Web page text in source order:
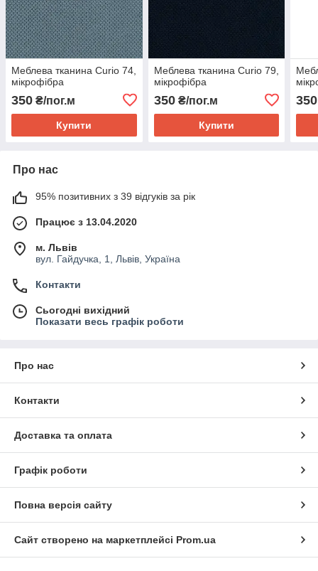
Меблева тканина Curio 74,
мікрофібра
350 ₴/пог.м
Купити
Меблева тканина Curio 79,
мікрофібра
350₴/пог.м
Купити
350
Про нас
95% позитивних з 39 відгуків за рік
Працює з 13.04.2020
м. Львів
вул. Гайдучка, 1, Львів, Україна
Контакти
Сьогодні вихідний
Показати весь графік роботи
Про нас
Контакти
Доставка та оплата
Графік роботи
Повна версія сайту
Сайт створено на маркетплейсі Prom.ua